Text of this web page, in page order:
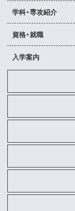
学科・専攻紹介
資格・就職
入学案内